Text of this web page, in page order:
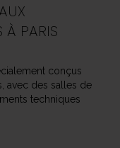
À PARIS
conçus
avec des salles de
techniques